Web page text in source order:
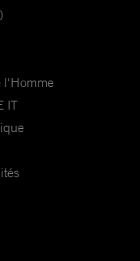
l'Homme
IT